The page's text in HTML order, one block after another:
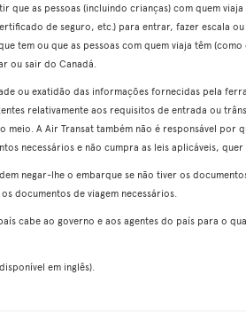
que as pessoas (incluindo crianças) com quem
de seguro, etc.) para entrar, fazer escala
tem ou que as pessoas com quem viaja têm
ou sair do Canadá.
ou exatidão das informações fornecidas pela
relativamente aos requisitos de entrada ou
A Air Transat também não é responsável
necessários e não cumpra as leis aplicáveis,
negar-lhe o embarque se não tiver os
documentos de viagem necessários.
cabe ao governo e aos agentes do país para o
em inglês).